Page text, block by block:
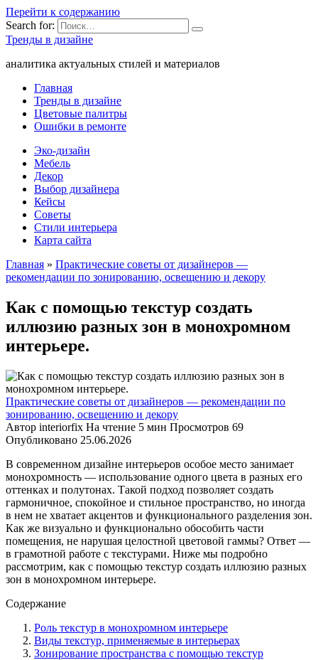
Перейти к содержанию
Search for:
Тренды в дизайне
аналитика актуальных стилей и материалов
Главная
Тренды в дизайне
Цветовые палитры
Ошибки в ремонте
Эко-дизайн
Мебель
Декор
Выбор дизайнера
Кейсы
Советы
Стили интерьера
Карта сайта
Главная » Практические советы от дизайнеров —
рекомендации по зонированию, освещению и декору
Как с помощью текстур создать
иллюзию разных зон в монохромном
интерьере.
Практические советы от дизайнеров — рекомендации по
зонированию, освещению и декору
Автор interiorfix На чтение 5 мин Просмотров 69
Опубликовано 25.06.2026
В современном дизайне интерьеров особое место занимает
монохромность — использование одного цвета в разных его
оттенках и полутонах. Такой подход позволяет создать
гармоничное, спокойное и стильное пространство, но иногда
в нем не хватает акцентов и функционального разделения зон.
Как же визуально и функционально обособить части
помещения, не нарушая целостной цветовой гаммы? Ответ —
в грамотной работе с текстурами. Ниже мы подробно
рассмотрим, как с помощью текстур создать иллюзию разных
зон в монохромном интерьере.
Содержание
Роль текстур в монохромном интерьере
Виды текстур, применяемые в интерьерах
Зонирование пространства с помощью текстур